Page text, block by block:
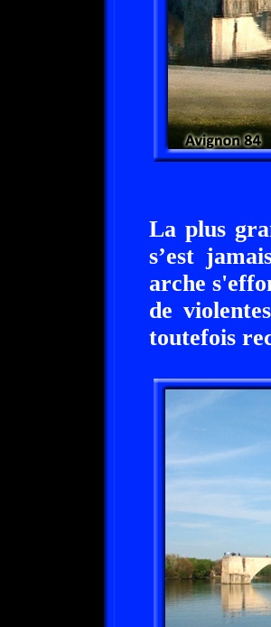
La plus
s’est
arche
de
toutefois